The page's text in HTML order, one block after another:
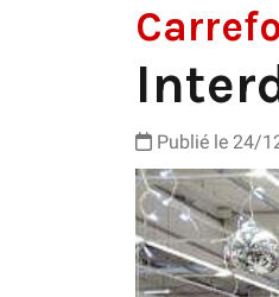
Publié le 24/